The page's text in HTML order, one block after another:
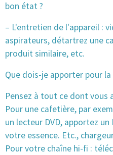
bon état ?
– L'entretien de l'appareil :
aspirateurs, détartrez une
produit similaire, etc.
Que dois-je apporter pour
Pensez à tout ce dont vous
Pour une cafetière, par
un lecteur DVD, apportez
votre essence. Etc.,
Pour votre chaîne hi-fi :